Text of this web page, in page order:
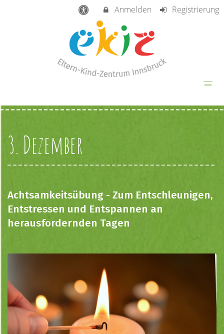
Anmelden Registrierung
3. Dezember
Achtsamkeitsübung - Zum Entschleunigen,
Entstressen und Entspannen an
herausfordernden Tagen